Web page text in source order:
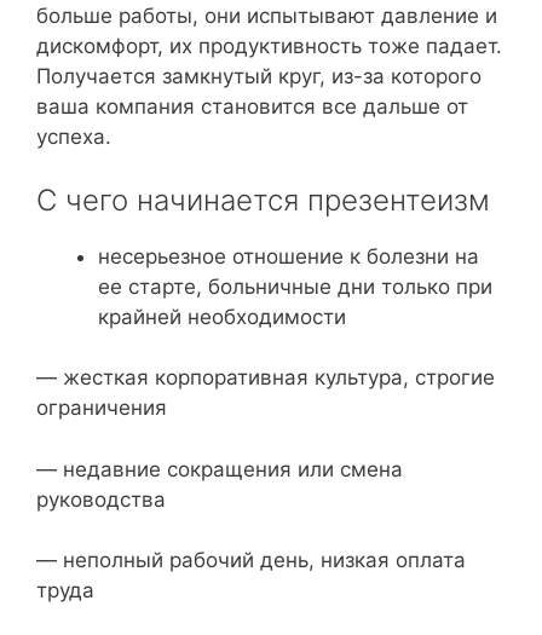
больше работы, они испытывают давление и
дискомфорт, их продуктивность тоже падает.
Получается замкнутый круг, из-за которого
ваша компания становится все дальше от
успеха.
С чего начинается презентеизм
несерьезное отношение к болезни на
ее старте, больничные дни только при
крайней необходимости
— жесткая корпоративная культура, строгие
ограничения
— недавние сокращения или смена
руководства
— неполный рабочий день, низкая оплата
труда